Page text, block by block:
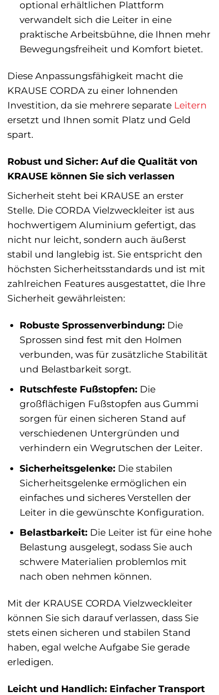
optional erhältlichen Plattform
verwandelt sich die Leiter in eine
praktische Arbeitsbühne, die Ihnen mehr
Bewegungsfreiheit und Komfort bietet.
Diese Anpassungsfähigkeit macht die
KRAUSE CORDA zu einer lohnenden
Investition, da sie mehrere separate Leitern
ersetzt und Ihnen somit Platz und Geld
spart.
Robust und Sicher: Auf die Qualität von
KRAUSE können Sie sich verlassen
Sicherheit steht bei KRAUSE an erster
Stelle. Die CORDA Vielzweckleiter ist aus
hochwertigem Aluminium gefertigt, das
nicht nur leicht, sondern auch äußerst
stabil und langlebig ist. Sie entspricht den
höchsten Sicherheitsstandards und ist mit
zahlreichen Features ausgestattet, die Ihre
Sicherheit gewährleisten:
Robuste Sprossenverbindung:Die
Sprossen sind fest mit den Holmen
verbunden, was für zusätzliche Stabilität
und Belastbarkeit sorgt.
Rutschfeste Fußstopfen:Die
großflächigen Fußstopfen aus Gummi
sorgen für einen sicheren Stand auf
verschiedenen Untergründen und
verhindern ein Wegrutschen der Leiter.
Sicherheitsgelenke:Die stabilen
Sicherheitsgelenke ermöglichen ein
einfaches und sicheres Verstellen der
Leiter in die gewünschte Konfiguration.
Belastbarkeit:Die Leiter ist für eine hohe
Belastung ausgelegt, sodass Sie auch
schwere Materialien problemlos mit
nach oben nehmen können.
Mit der KRAUSE CORDA Vielzweckleiter
können Sie sich darauf verlassen, dass Sie
stets einen sicheren und stabilen Stand
haben, egal welche Aufgabe Sie gerade
erledigen.
Leicht und Handlich: Einfacher Transport